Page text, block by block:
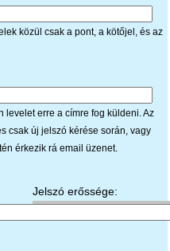
közül csak a pont, a kötőjel, és az
levelet erre a címre fog küldeni. Az
csak új jelszó kérése során, vagy
érkezik rá email üzenet.
Jelszó erőssége: